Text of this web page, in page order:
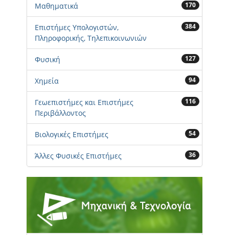
Μαθηματικά 170
Επιστήμες Υπολογιστών,
Πληροφορικής, Τηλεπικοινωνιών
384
Φυσική 127
Χημεία 94
Γεωεπιστήμες και Επιστήμες
Περιβάλλοντος
116
Βιολογικές Επιστήμες 54
Άλλες Φυσικές Επιστήμες 36